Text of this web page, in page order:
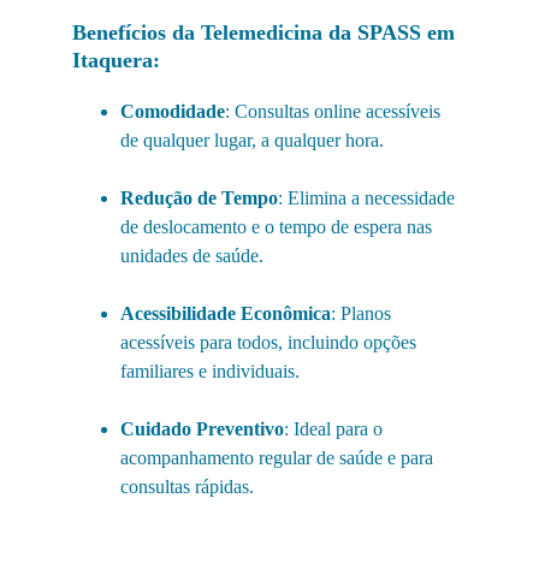
Benefícios da Telemedicina da SPASS em
Itaquera:
Comodidade: Consultas online acessíveis
de qualquer lugar, a qualquer hora.
Redução de Tempo: Elimina a necessidade
de deslocamento e o tempo de espera nas
unidades de saúde.
Acessibilidade Econômica: Planos
acessíveis para todos, incluindo opções
familiares e individuais.
Cuidado Preventivo: Ideal para o
acompanhamento regular de saúde e para
consultas rápidas.